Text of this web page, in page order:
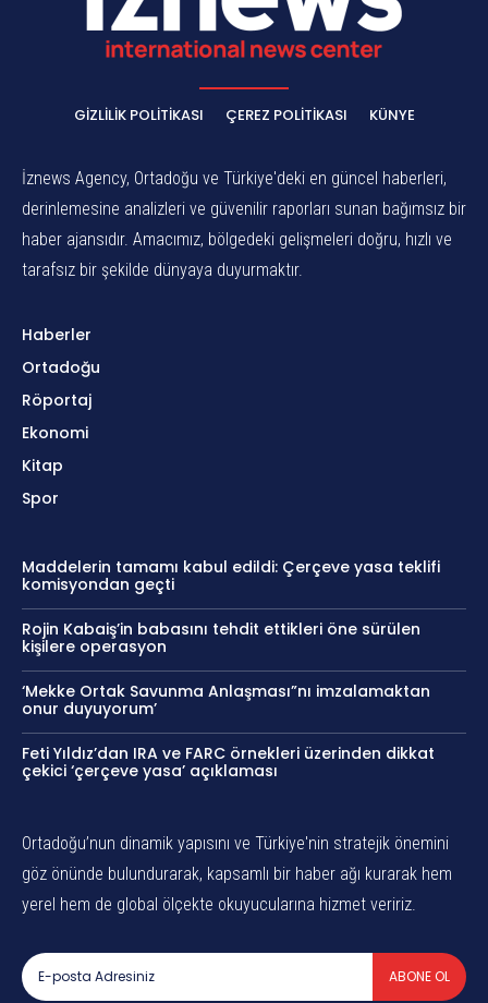
GIZLILIK POLITIKASI ÇEREZ POLITIKASI KÜNYE
İznews Agency, Ortadoğu ve Türkiye'deki en güncel haberleri,
derinlemesine analizleri ve güvenilir raporları sunan bağımsız bir
haber ajansıdır. Amacımız, bölgedeki gelişmeleri doğru, hızlı ve
tarafsız bir şekilde dünyaya duyurmaktır.
Haberler
Ortadoğu
Röportaj
Ekonomi
Kitap
Spor
Maddelerin tamamı kabul edildi: Çerçeve yasa teklifi
komisyondan geçti
Rojin Kabaiş’in babasını tehdit ettikleri öne sürülen
kişilere operasyon
‘Mekke Ortak Savunma Anlaşması”nı imzalamaktan
onur duyuyorum’
Feti Yıldız’dan IRA ve FARC örnekleri üzerinden dikkat
çekici ‘çerçeve yasa’ açıklaması
Ortadoğu’nun dinamik yapısını ve Türkiye'nin stratejik önemini
göz önünde bulundurarak, kapsamlı bir haber ağı kurarak hem
yerel hem de global ölçekte okuyucularına hizmet veririz.
ABONE OL